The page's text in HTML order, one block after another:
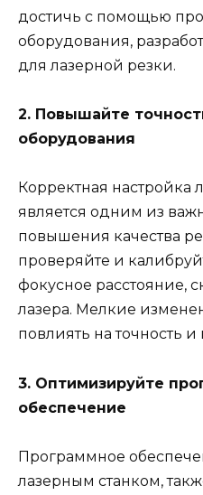
достичь с помощью
оборудования,
для лазерной резки.
2. Повышайте
оборудования
Корректная настройка
является одним из
повышения качества
проверяйте и
фокусное расстояние,
лазера. Мелкие
повлиять на точность и
3. Оптимизируйте
обеспечение
Программное
лазерным станком,